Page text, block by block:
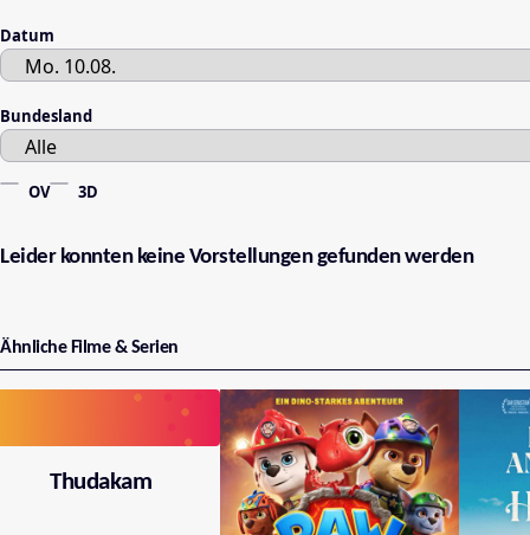
Datum
Bundesland
OV 3D
Leider konnten keine Vorstellungen gefunden werden
Ähnliche Filme & Serien
Thudakam